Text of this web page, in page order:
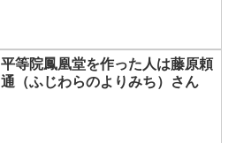
平等院鳳凰堂を作った人は藤原頼
通（ふじわらのよりみち）さん